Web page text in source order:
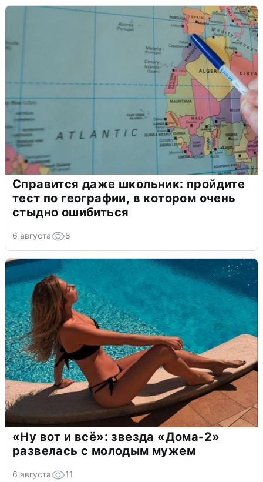
Справится даже школьник: пройдите
тест по географии, в котором очень
стыдно ошибиться
6 августа 8
«Ну вот и всё»: звезда «Дома-2»
развелась с молодым мужем
6 августа 11